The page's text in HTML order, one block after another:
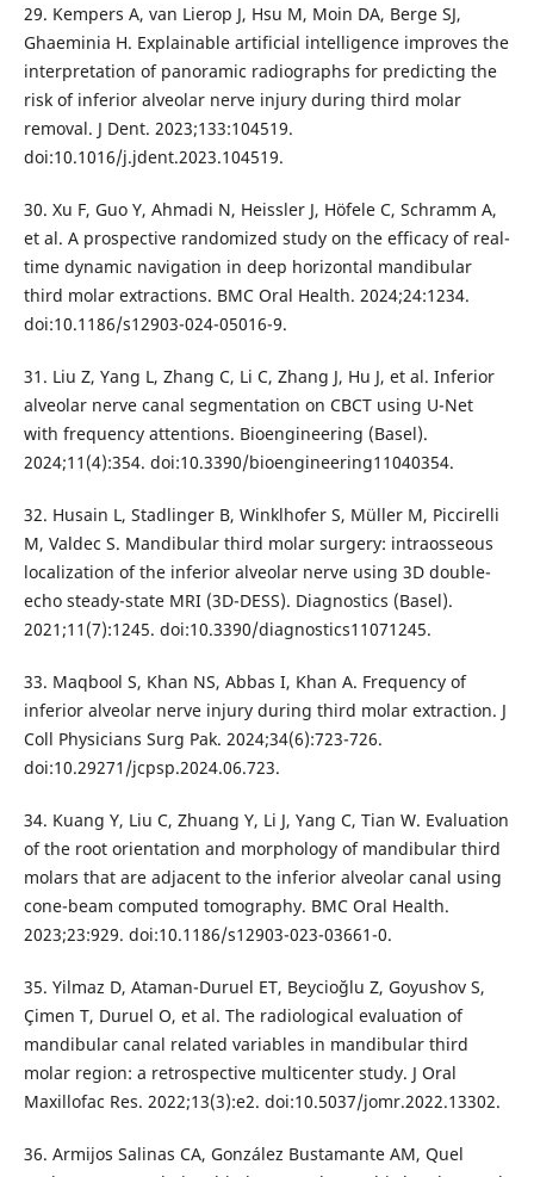
29. Kempers A, van Lierop J, Hsu M, Moin DA, Berge SJ,
Ghaeminia H. Explainable artificial intelligence improves the
interpretation of panoramic radiographs for predicting the
risk of inferior alveolar nerve injury during third molar
removal. J Dent. 2023;133:104519.
doi:10.1016/j.jdent.2023.104519.
30. Xu F, Guo Y, Ahmadi N, Heissler J, Höfele C, Schramm A,
et al. A prospective randomized study on the efficacy of real-
time dynamic navigation in deep horizontal mandibular
third molar extractions. BMC Oral Health. 2024;24:1234.
doi:10.1186/s12903-024-05016-9.
31. Liu Z, Yang L, Zhang C, Li C, Zhang J, Hu J, et al. Inferior
alveolar nerve canal segmentation on CBCT using U-Net
with frequency attentions. Bioengineering (Basel).
2024;11(4):354. doi:10.3390/bioengineering11040354.
32. Husain L, Stadlinger B, Winklhofer S, Müller M, Piccirelli
M, Valdec S. Mandibular third molar surgery: intraosseous
localization of the inferior alveolar nerve using 3D double-
echo steady-state MRI (3D-DESS). Diagnostics (Basel).
2021;11(7):1245. doi:10.3390/diagnostics11071245.
33. Maqbool S, Khan NS, Abbas I, Khan A. Frequency of
inferior alveolar nerve injury during third molar extraction. J
Coll Physicians Surg Pak. 2024;34(6):723-726.
doi:10.29271/jcpsp.2024.06.723.
34. Kuang Y, Liu C, Zhuang Y, Li J, Yang C, Tian W. Evaluation
of the root orientation and morphology of mandibular third
molars that are adjacent to the inferior alveolar canal using
cone-beam computed tomography. BMC Oral Health.
2023;23:929. doi:10.1186/s12903-023-03661-0.
35. Yilmaz D, Ataman-Duruel ET, Beycioğlu Z, Goyushov S,
Çimen T, Duruel O, et al. The radiological evaluation of
mandibular canal related variables in mandibular third
molar region: a retrospective multicenter study. J Oral
Maxillofac Res. 2022;13(3):e2. doi:10.5037/jomr.2022.13302.
36. Armijos Salinas CA, González Bustamante AM, Quel